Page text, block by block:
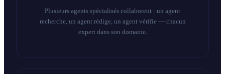
Plusieurs agents spécialisés collaborent : un agent
recherche, un agent rédige, un agent vérifie — chacun
expert dans son domaine.